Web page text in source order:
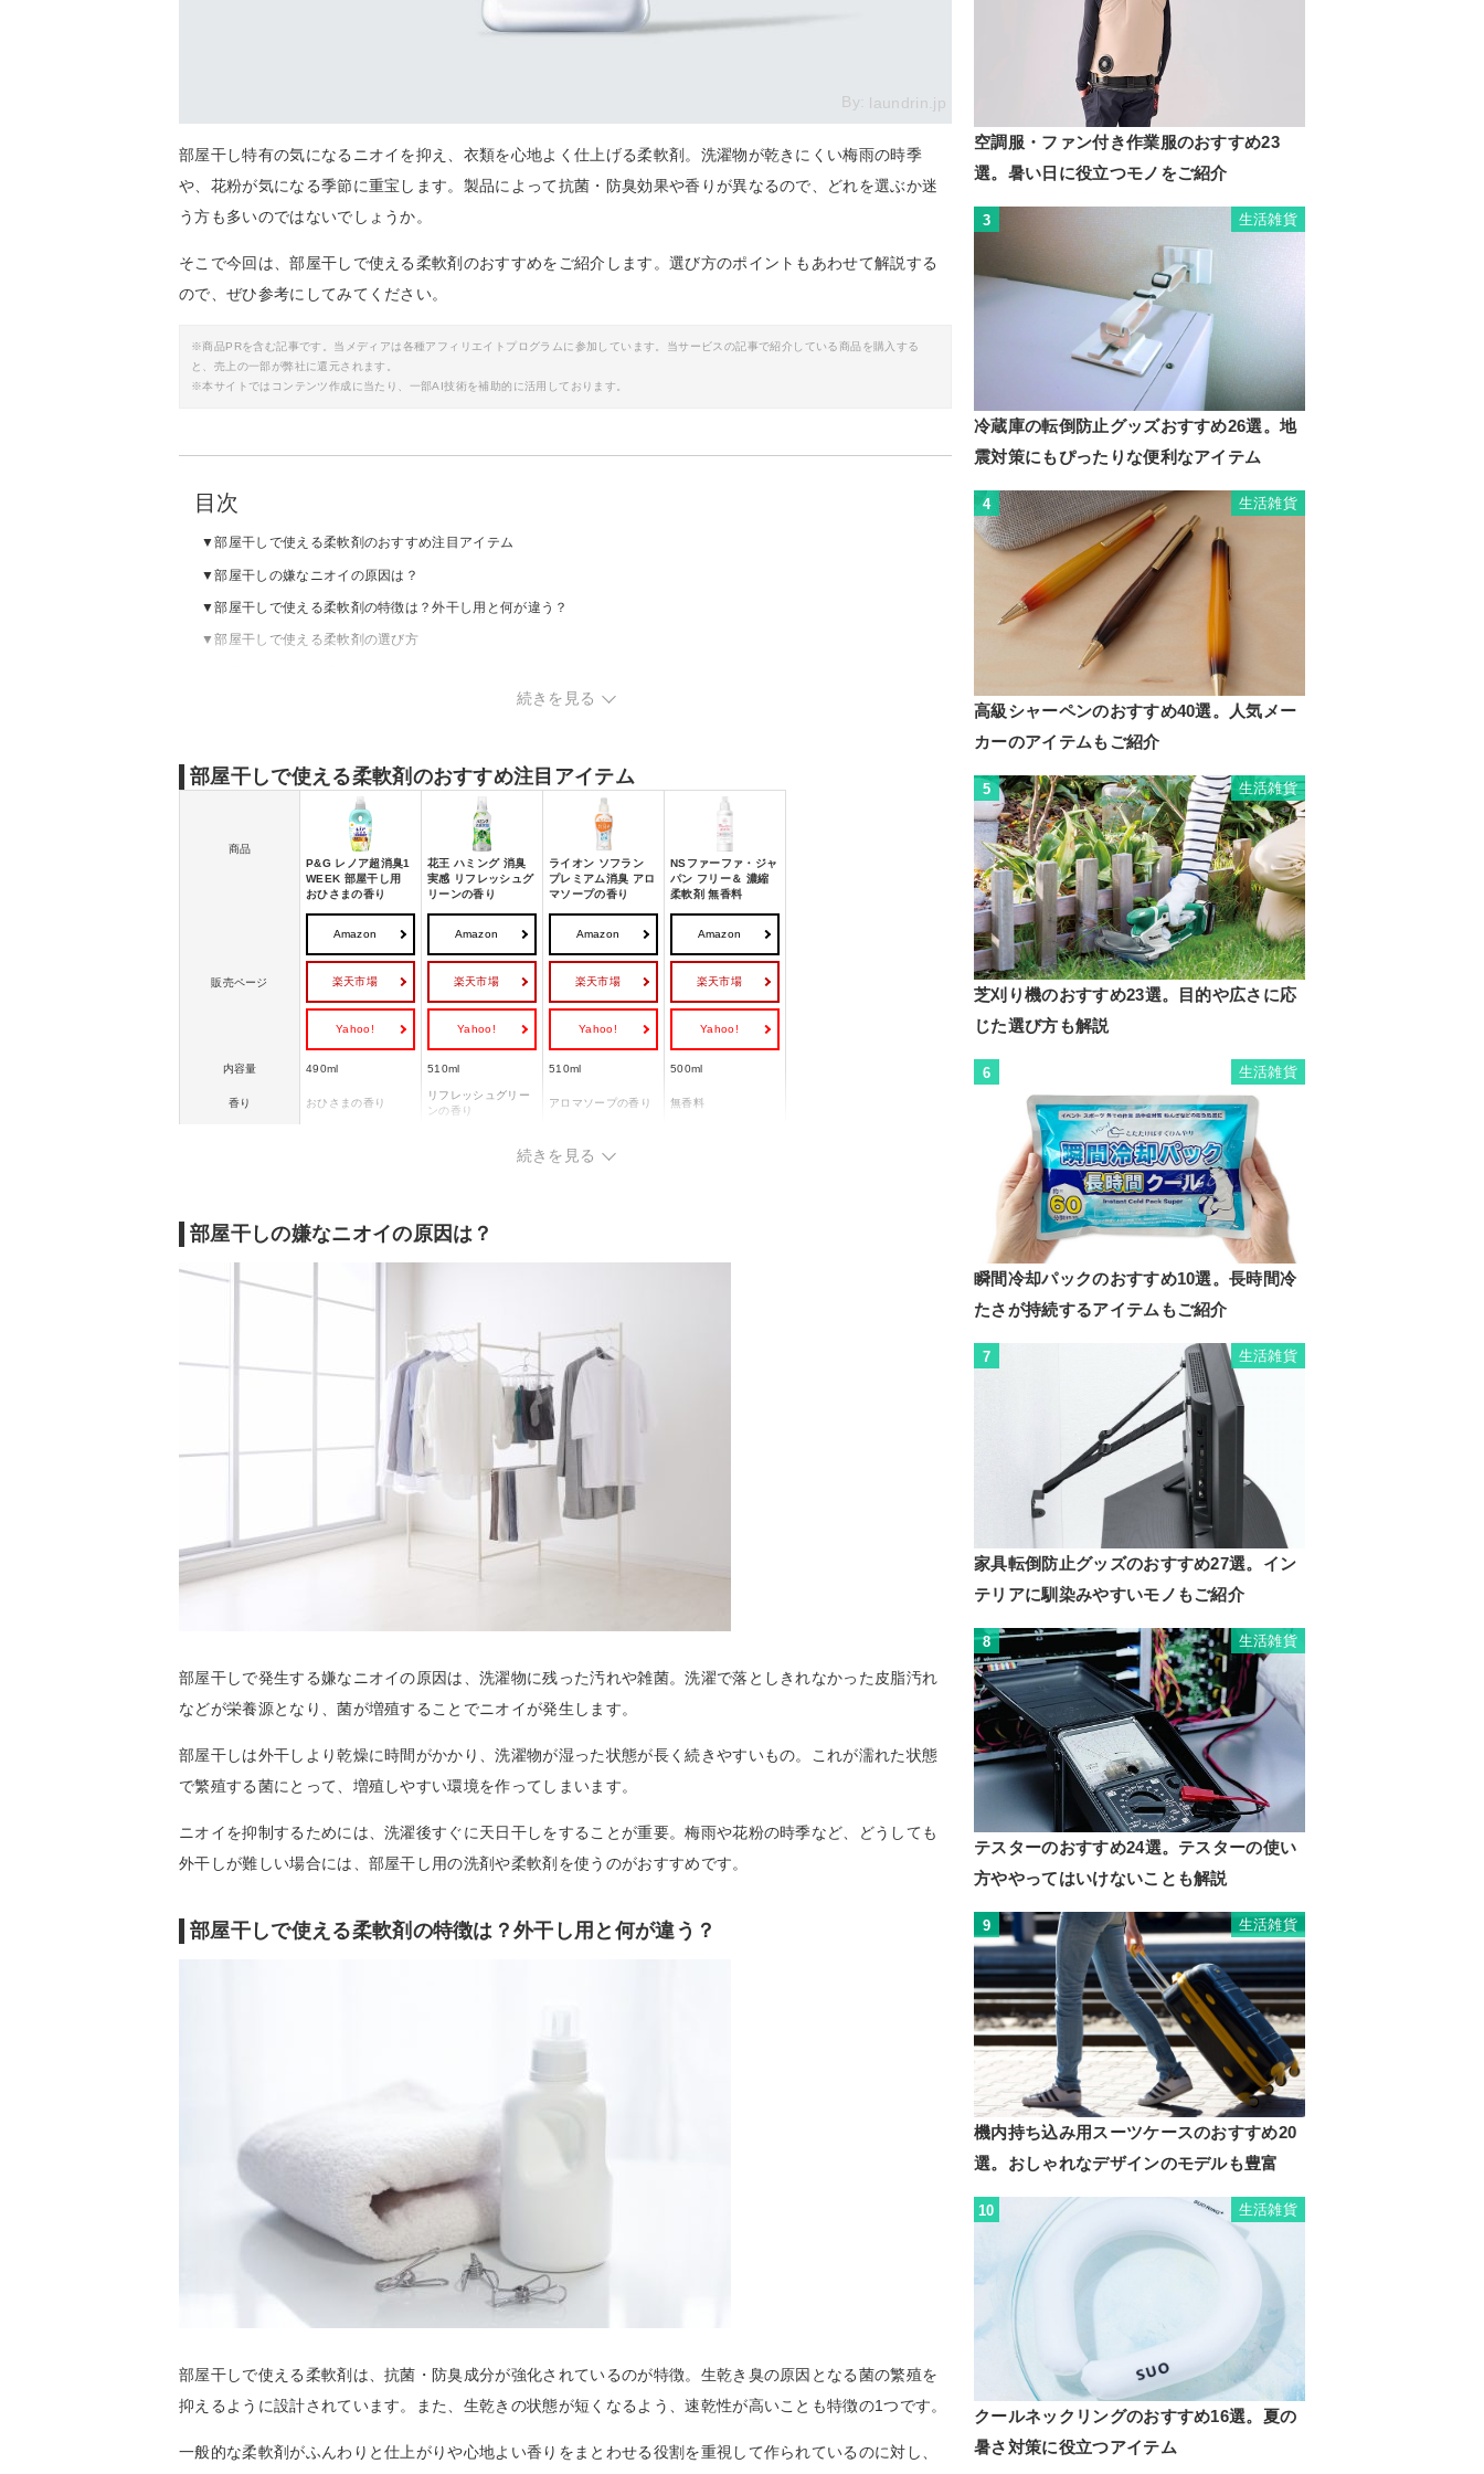
By: laundrin.jp
部屋干し特有の気になるニオイを抑え、衣類を心地よく仕上げる柔軟剤。洗濯物が乾きにくい梅雨の時季
や、花粉が気になる季節に重宝します。製品によって抗菌・防臭効果や香りが異なるので、どれを選ぶか迷
う方も多いのではないでしょうか。
そこで今回は、部屋干しで使える柔軟剤のおすすめをご紹介します。選び方のポイントもあわせて解説する
ので、ぜひ参考にしてみてください。
※商品PRを含む記事です。当メディアは各種アフィリエイトプログラムに参加しています。当サービスの記事で紹介している商品を購入する
と、売上の一部が弊社に還元されます。
※本サイトではコンテンツ作成に当たり、一部AI技術を補助的に活用しております。
目次
部屋干しで使える柔軟剤のおすすめ注目アイテム
部屋干しの嫌なニオイの原因は？
部屋干しで使える柔軟剤の特徴は？外干し用と何が違う？
部屋干しで使える柔軟剤の選び方
続きを見る
部屋干しで使える柔軟剤のおすすめ注目アイテム
商品
P&G レノア超消臭1
WEEK 部屋干し用
おひさまの香り
花王 ハミング 消臭
実感 リフレッシュグ
リーンの香り
ライオン ソフラン
プレミアム消臭 アロ
マソープの香り
NSファーファ・ジャ
パン フリー＆ 濃縮
柔軟剤 無香料
販売ページ
Amazon
楽天市場
Yahoo!
Amazon
楽天市場
Yahoo!
Amazon
楽天市場
Yahoo!
Amazon
楽天市場
Yahoo!
内容量 490ml 510ml 510ml 500ml
香り おひさまの香り
リフレッシュグリー
ンの香り
アロマソープの香り 無香料
剤、香料
ホコリ・花粉吸着防
止機能
あり あり
続きを見る
部屋干しの嫌なニオイの原因は？
部屋干しで発生する嫌なニオイの原因は、洗濯物に残った汚れや雑菌。洗濯で落としきれなかった皮脂汚れ
などが栄養源となり、菌が増殖することでニオイが発生します。
部屋干しは外干しより乾燥に時間がかかり、洗濯物が湿った状態が長く続きやすいもの。これが濡れた状態
で繁殖する菌にとって、増殖しやすい環境を作ってしまいます。
ニオイを抑制するためには、洗濯後すぐに天日干しをすることが重要。梅雨や花粉の時季など、どうしても
外干しが難しい場合には、部屋干し用の洗剤や柔軟剤を使うのがおすすめです。
部屋干しで使える柔軟剤の特徴は？外干し用と何が違う？
部屋干しで使える柔軟剤は、抗菌・防臭成分が強化されているのが特徴。生乾き臭の原因となる菌の繁殖を
抑えるように設計されています。また、生乾きの状態が短くなるよう、速乾性が高いことも特徴の1つです。
一般的な柔軟剤がふんわりと仕上がりや心地よい香りをまとわせる役割を重視して作られているのに対し、
空調服・ファン付き作業服のおすすめ23
選。暑い日に役立つモノをご紹介
3 生活雑貨
冷蔵庫の転倒防止グッズおすすめ26選。地
震対策にもぴったりな便利なアイテム
4 生活雑貨
高級シャーペンのおすすめ40選。人気メー
カーのアイテムもご紹介
5 生活雑貨
芝刈り機のおすすめ23選。目的や広さに応
じた選び方も解説
6 生活雑貨
瞬間冷却パックのおすすめ10選。長時間冷
たさが持続するアイテムもご紹介
7 生活雑貨
家具転倒防止グッズのおすすめ27選。イン
テリアに馴染みやすいモノもご紹介
8 生活雑貨
テスターのおすすめ24選。テスターの使い
方ややってはいけないことも解説
9 生活雑貨
機内持ち込み用スーツケースのおすすめ20
選。おしゃれなデザインのモデルも豊富
10 生活雑貨
クールネックリングのおすすめ16選。夏の
暑さ対策に役立つアイテム